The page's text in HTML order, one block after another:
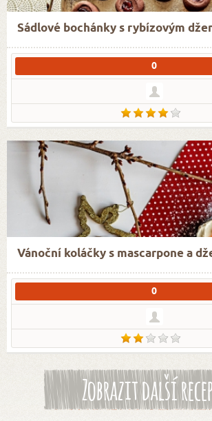
Sádlové bochánky s rybízovým
0
Vánoční koláčky s mascarpone a
0
Zobrazit další